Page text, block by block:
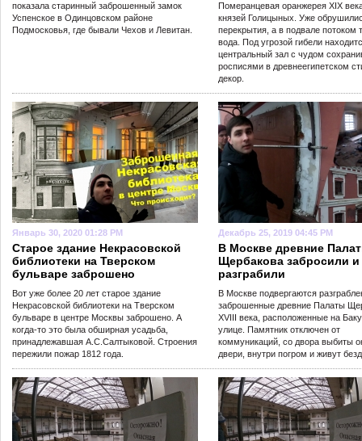
показала старинный заброшенный замок
Успенское в Одинцовском районе
Подмосковья, где бывали Чехов и Левитан.
Померанцевая оранжерея XIX
князей Голицыных. Уже
перекрытия, а в подвале потоком
вода. Под угрозой гибели
центральный зал с чудом
росписями в древнеегипетском
декор.
Январь 30, 2020 01:28 PM
Старое здание Некрасовской
библиотеки на Тверском
бульваре заброшено
Вот уже более 20 лет старое здание
Некрасовской библиотеки на Тверском
бульваре в центре Москвы заброшено. А
когда-то это была обширная усадьба,
принадлежавшая А.С.Салтыковой. Строения
пережили пожар 1812 года.
Декабрь 25, 2019 04:45 PM
В Москве древние
Щербакова забросили и
разграбили
В Москве подвергаются
заброшенные древние Палаты
XVIII века, расположенные на
улице. Памятник отключен от
коммуникаций, со двора выбиты
двери, внутри погром и живут